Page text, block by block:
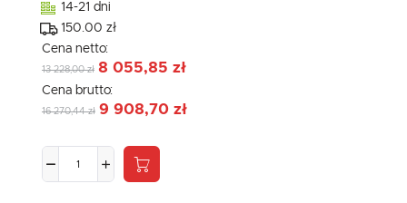
14-21 dni
150.00 zł
Cena netto:
13 228,00 zł 8 055,85 zł
Cena brutto:
16 270,44 zł 9 908,70 zł